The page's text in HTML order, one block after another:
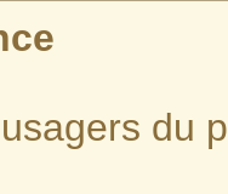
du